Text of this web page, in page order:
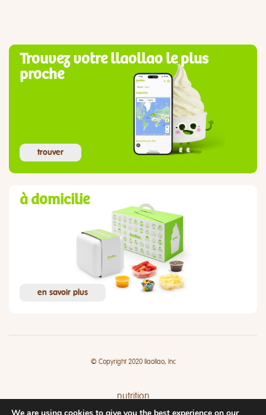
Trouvez votre llaollao le plus
proche
trouver
à domicilie
en savoir plus
© Copyright 2020 llaollao, Inc
nutrition